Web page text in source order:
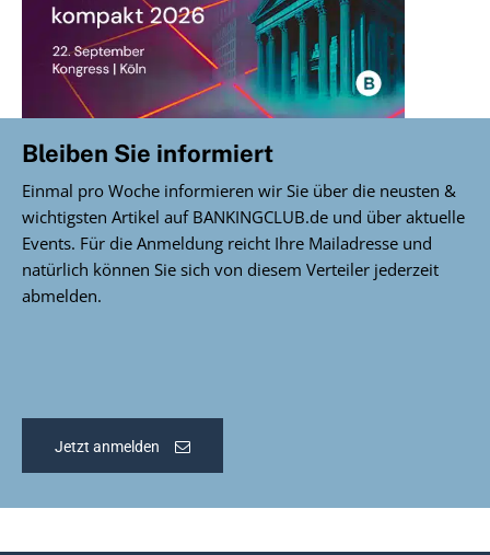
Bleiben Sie informiert
Einmal pro Woche informieren wir Sie über die neusten &
wichtigsten Artikel auf BANKINGCLUB.de und über aktuelle
Events. Für die Anmeldung reicht Ihre Mailadresse und
natürlich können Sie sich von diesem Verteiler jederzeit
abmelden.
Jetzt anmelden